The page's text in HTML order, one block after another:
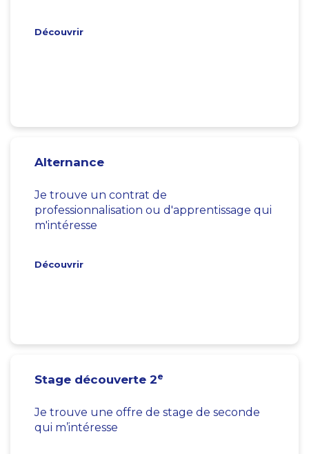
Découvrir
Alternance
Je trouve un contrat de
professionnalisation ou d'apprentissage qui
m'intéresse
Découvrir
Stage découverte 2e
Je trouve une offre de stage de seconde
qui m’intéresse